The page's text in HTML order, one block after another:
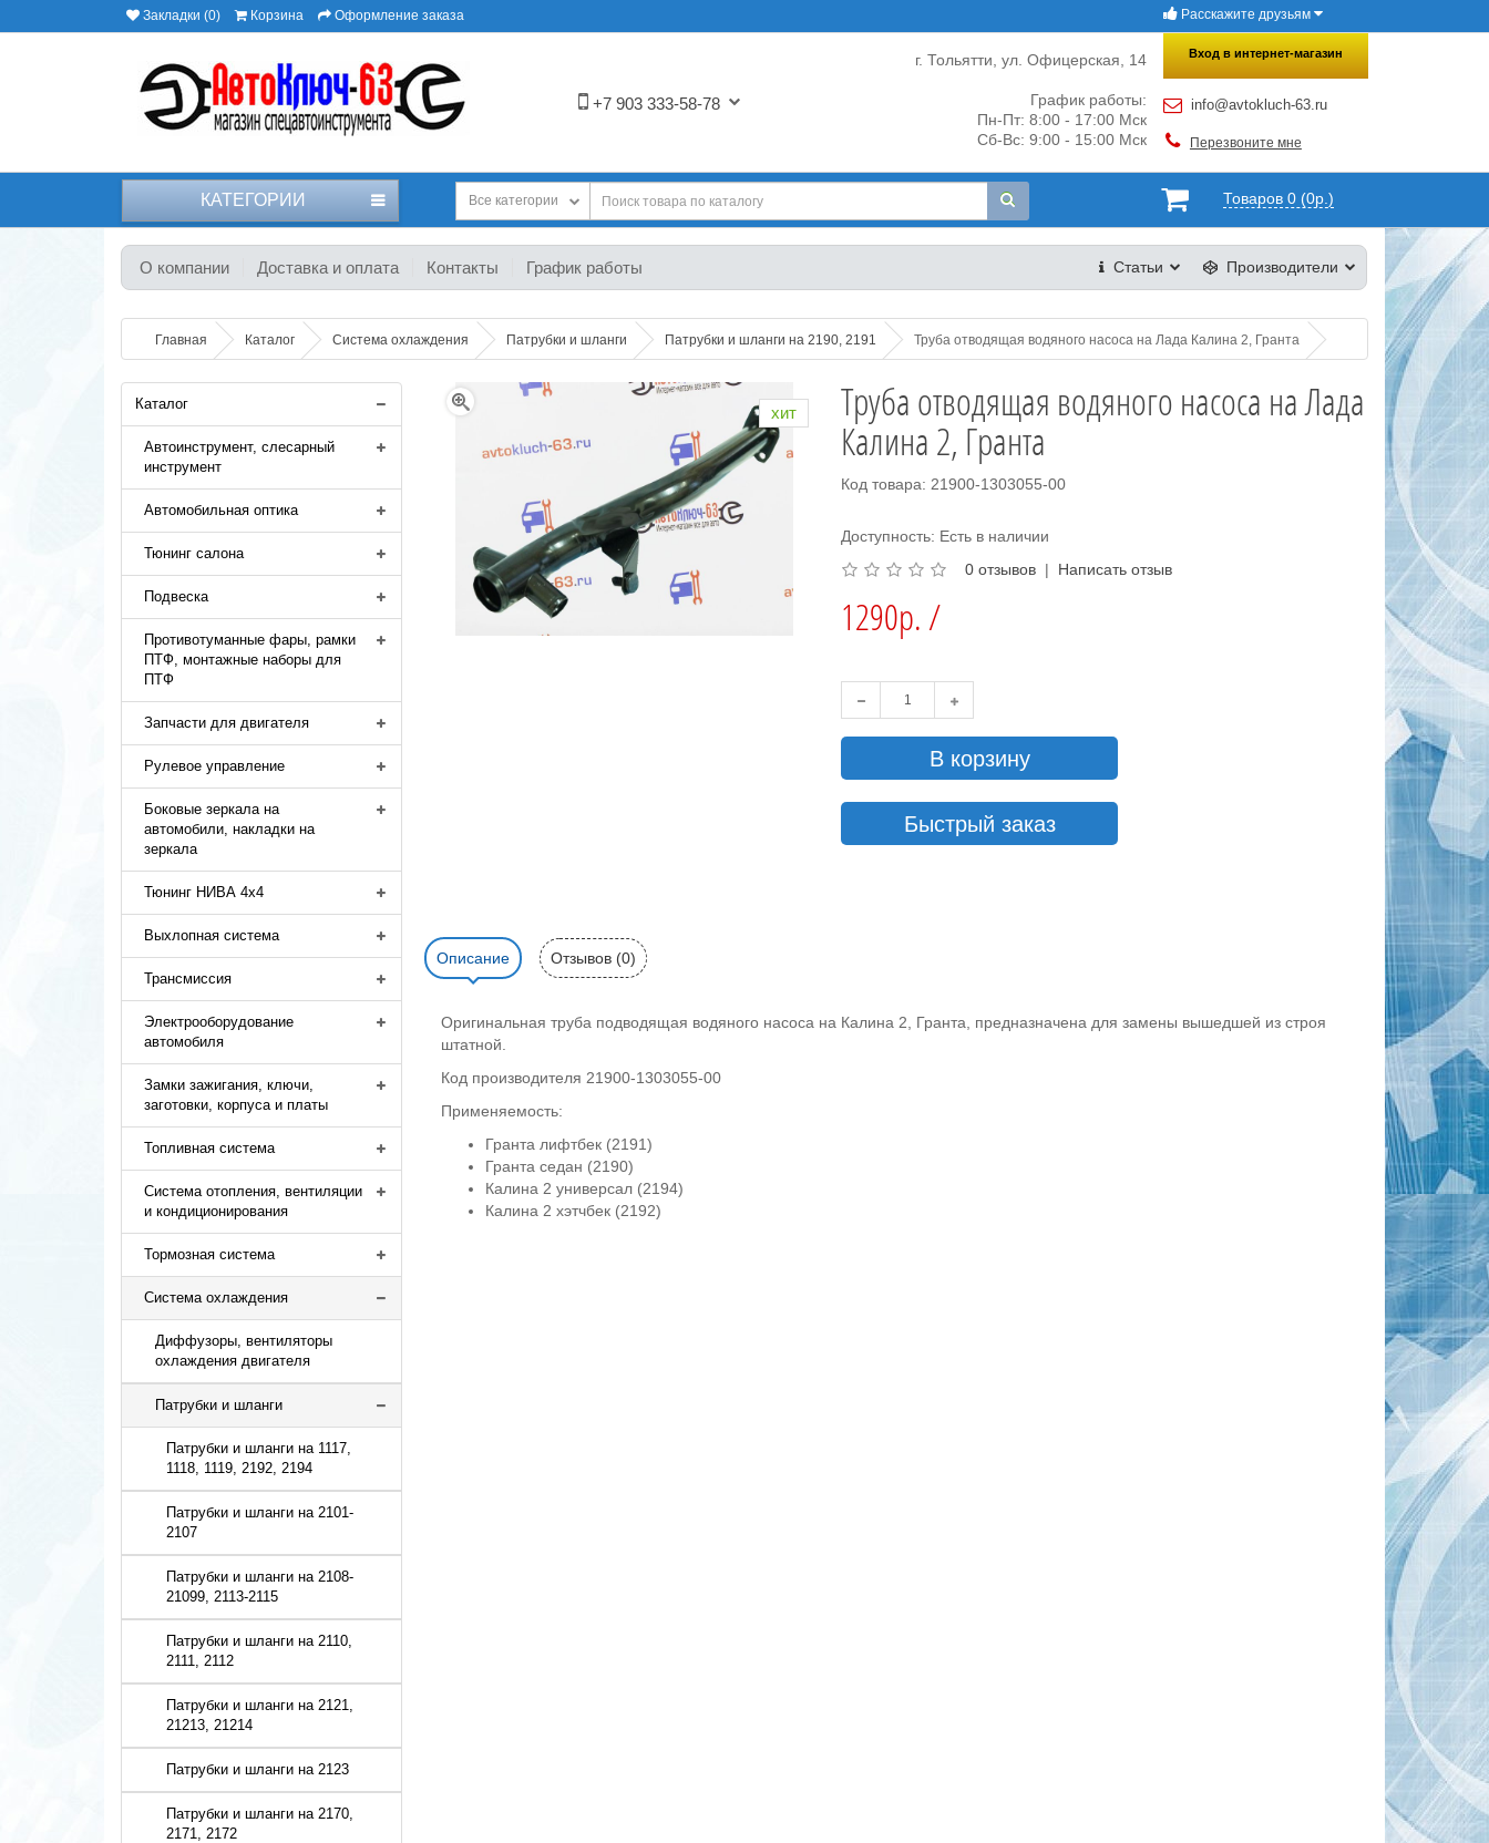
×
Закладки (0) Корзина Оформление заказа Расскажите друзьям
+7 903 333-58-78
Вход в интернет-магазин
info@avtokluch-63.ru
Перезвоните мне
г. Тольятти, ул. Офицерская, 14
График работы:
Пн-Пт: 8:00 - 17:00 Мск
Сб-Вс: 9:00 - 15:00 Мск
КАТЕГОРИИ Товаров 0 (0р.)
Все категории
О компании Доставка и оплата Контакты График работы Производители
Статьи
Главная Каталог Система охлаждения Патрубки и шланги Патрубки и шланги на 2190, 2191 Труба отводящая водяного насоса на Лада Калина 2, Гранта
Каталог
Автоинструмент, слесарный
инструмент
Автомобильная оптика
Тюнинг салона
Подвеска
Противотуманные фары, рамки
ПТФ, монтажные наборы для
ПТФ
Запчасти для двигателя
Рулевое управление
Боковые зеркала на
автомобили, накладки на
зеркала
Тюнинг НИВА 4х4
Выхлопная система
Трансмиссия
Электрооборудование
автомобиля
Замки зажигания, ключи,
заготовки, корпуса и платы
Топливная система
Система отопления, вентиляции
и кондиционирования
Тормозная система
Система охлаждения
Диффузоры, вентиляторы
охлаждения двигателя
Патрубки и шланги
Патрубки и шланги на 1117,
1118, 1119, 2192, 2194
Патрубки и шланги на 2101-
2107
Патрубки и шланги на 2108-
21099, 2113-2115
Патрубки и шланги на 2110,
2111, 2112
Патрубки и шланги на 2121,
21213, 21214
Патрубки и шланги на 2123
Патрубки и шланги на 2170,
2171, 2172
хит
Труба отводящая водяного насоса на Лада
Калина 2, Гранта
Код товара: 21900-1303055-00
Доступность: Есть в наличии
0 отзывов | Написать отзыв
1290р. /
В корзину
Быстрый заказ
Описание Отзывов (0)
Оригинальная труба подводящая водяного насоса на Калина 2, Гранта, предназначена для замены вышедшей из строя
штатной.
Код производителя 21900-1303055-00
Применяемость:
Гранта лифтбек (2191)
Гранта седан (2190)
Калина 2 универсал (2194)
Калина 2 хэтчбек (2192)